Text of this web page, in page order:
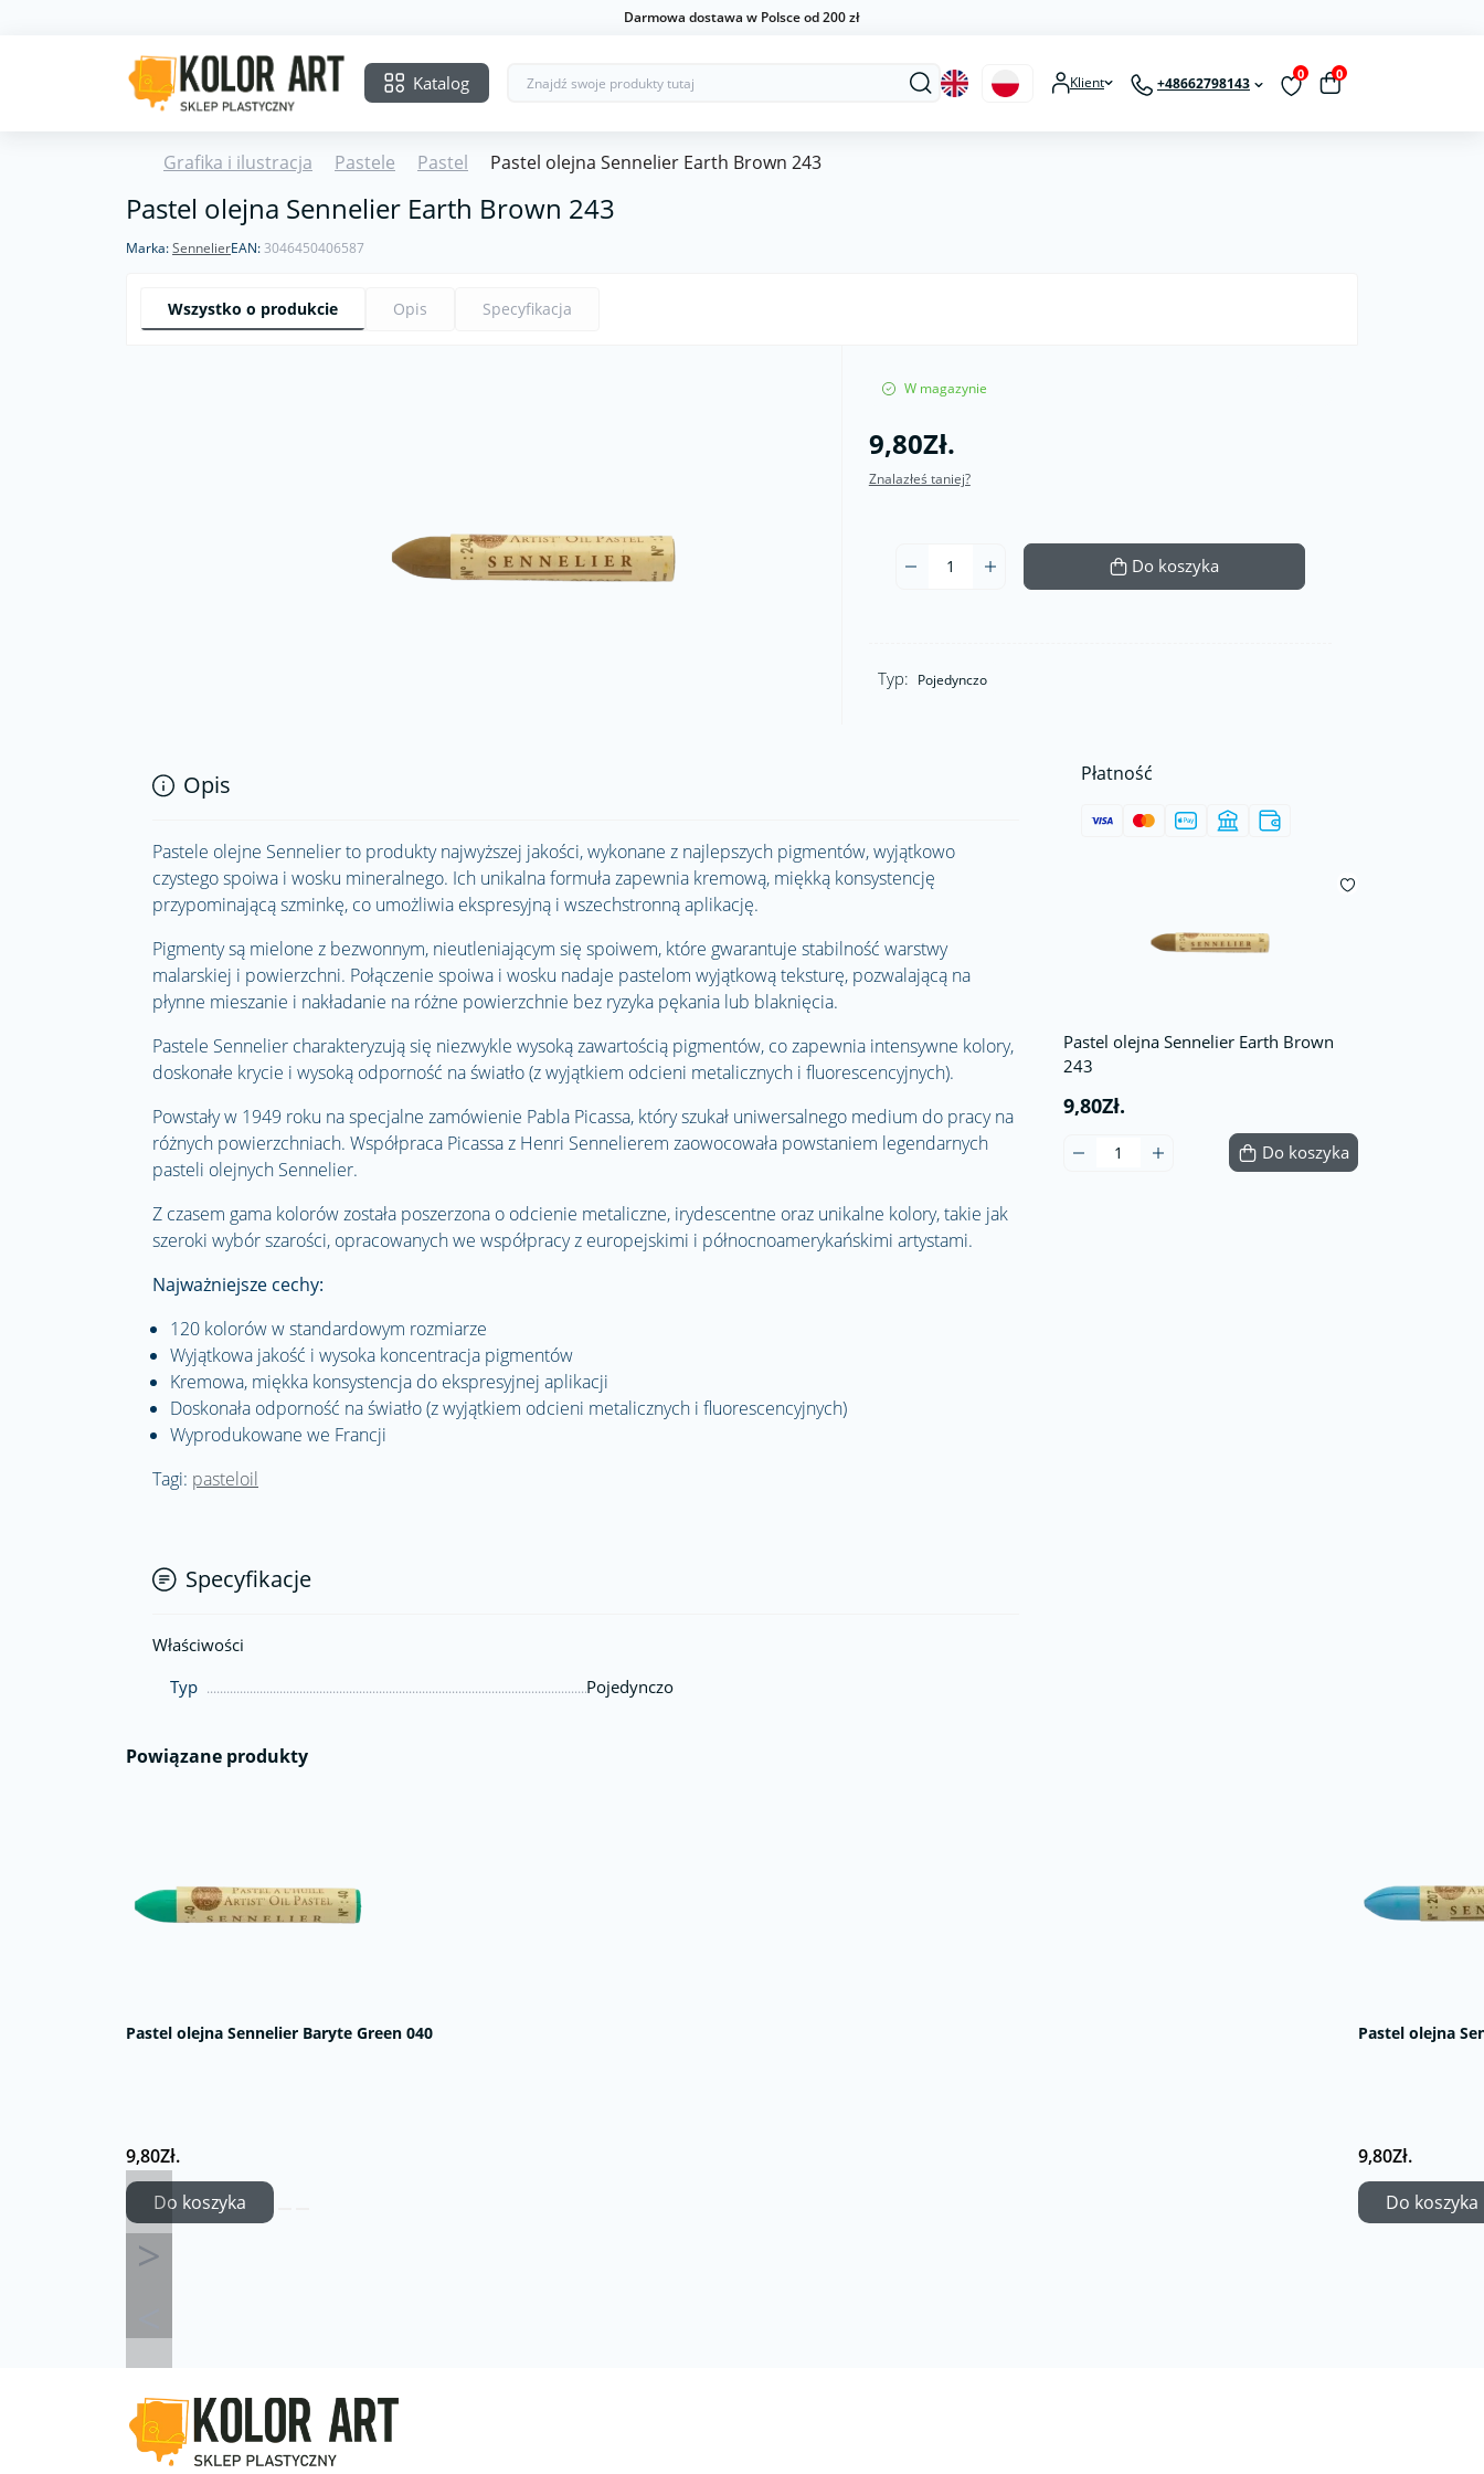
Darmowa dostawa w Polsce od 200 zł
Katalog Klient +48662798143
0 0
Grafika i ilustracja Pastele Pastel Pastel olejna Sennelier Earth Brown 243
Pastel olejna Sennelier Earth Brown 243
Marka:SennelierEAN:3046450406587
Wszystko o produkcie Opis Specyfikacja
W magazynie
9,80Zł.
Znalazłeś taniej?
Do koszyka
Typ: Pojedynczo
Płatność
Pastel olejna Sennelier Earth Brown
243
9,80Zł.
Do koszyka
Opis
Pastele olejne Sennelier to produkty najwyższej jakości, wykonane z najlepszych pigmentów, wyjątkowo
czystego spoiwa i wosku mineralnego. Ich unikalna formuła zapewnia kremową, miękką konsystencję
przypominającą szminkę, co umożliwia ekspresyjną i wszechstronną aplikację.
Pigmenty są mielone z bezwonnym, nieutleniającym się spoiwem, które gwarantuje stabilność warstwy
malarskiej i powierzchni. Połączenie spoiwa i wosku nadaje pastelom wyjątkową teksturę, pozwalającą na
płynne mieszanie i nakładanie na różne powierzchnie bez ryzyka pękania lub blaknięcia.
Pastele Sennelier charakteryzują się niezwykle wysoką zawartością pigmentów, co zapewnia intensywne kolory,
doskonałe krycie i wysoką odporność na światło (z wyjątkiem odcieni metalicznych i fluorescencyjnych).
Powstały w 1949 roku na specjalne zamówienie Pabla Picassa, który szukał uniwersalnego medium do pracy na
różnych powierzchniach. Współpraca Picassa z Henri Sennelierem zaowocowała powstaniem legendarnych
pasteli olejnych Sennelier.
Z czasem gama kolorów została poszerzona o odcienie metaliczne, irydescentne oraz unikalne kolory, takie jak
szeroki wybór szarości, opracowanych we współpracy z europejskimi i północnoamerykańskimi artystami.
Najważniejsze cechy:
120 kolorów w standardowym rozmiarze
Wyjątkowa jakość i wysoka koncentracja pigmentów
Kremowa, miękka konsystencja do ekspresyjnej aplikacji
Doskonała odporność na światło (z wyjątkiem odcieni metalicznych i fluorescencyjnych)
Wyprodukowane we Francji
Tagi: pasteloil
Specyfikacje
Właściwości
Typ
Pojedynczo
Powiązane produkty
Pastel olejna Sennelier Baryte Green 040
9,80Zł.
Do koszyka
Pastel olejna
9,80Zł.
Do koszyka